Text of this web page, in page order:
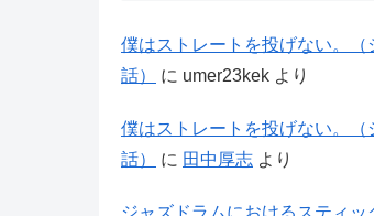
僕はストレートを投げない。（
話）
に umer23kek より
僕はストレートを投げない。（
話）
に 田中厚志 より
ジャズドラムにおけるスティッ